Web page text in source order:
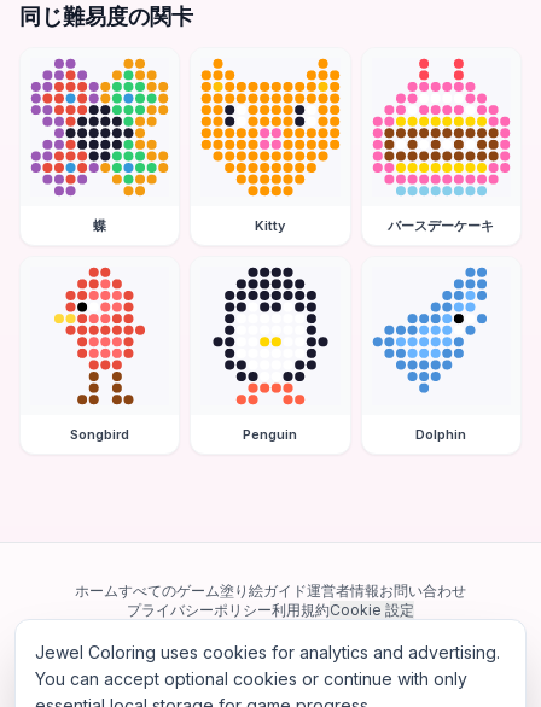
同じ難易度の関卡
蝶 Kitty バースデーケーキ
Songbird Penguin Dolphin
ホームすべてのゲーム塗り絵ガイド運営者情報お問い合わせ
プライバシーポリシー利用規約Cookie 設定
当サイトは Google AdSense を含む第三者広告ネットワークを利用してい
ます。一部のサードパーティ Cookie を使用してパーソナライズ広告を配信
する場合があります。
Jewel Coloring uses cookies for analytics and advertising.
You can accept optional cookies or continue with only